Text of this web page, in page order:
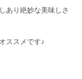
あり絶妙な美味しさ
ススメです♪